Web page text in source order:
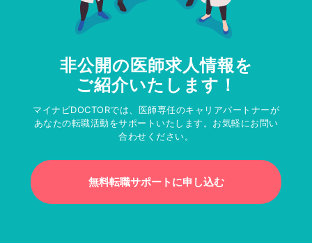
非公開の医師求人情報を
ご紹介いたします！
マイナビDOCTORでは、医師専任のキャリアパートナーが
あなたの転職活動をサポートいたします。お気軽にお問い
合わせください。
無料転職サポートに申し込む